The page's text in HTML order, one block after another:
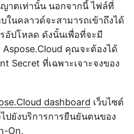
าตเท่านั้น นอกจากนี้ ไฟล์ที่
ในคลาวด์จะสามารถเข้าถึงได้
อัปโหลด ดังนั้นเพื่อที่จะมี
คุณจะต้องได้
Secret ที่เฉพาะเจาะจงของ
dashboard เว็บไซต์
ปยังบริการการยืนยันตนของ
On.